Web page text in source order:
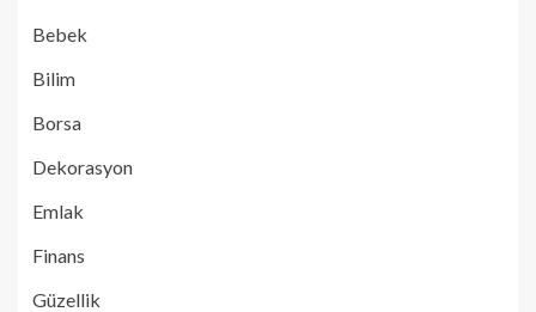
Bebek
Bilim
Borsa
Dekorasyon
Emlak
Finans
Güzellik